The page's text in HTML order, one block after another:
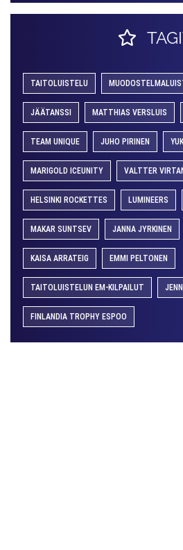
TAITOLUISTELU
JÄÄTANSSI MATTHIAS VERSLUIS
TEAM UNIQUE JUHO PIRINEN
MARIGOLD ICEUNITY VALTTER
HELSINKI ROCKETTES LUMINEERS
MAKAR SUNTSEV JANNA JYRKINEN
KAISA ARRATEIG EMMI PELTONEN
TAITOLUISTELUN EM-KILPAILUT
FINLANDIA TROPHY ESPOO